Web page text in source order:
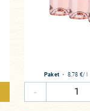
Paket ・ 8,78 €/ l
-